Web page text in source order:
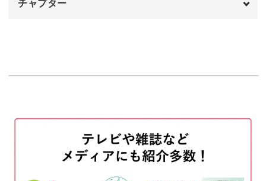
シンプルなデザインですが、ワイヤーやスタッズをのせる
こんなに立体感がありつつも爪にしっかりフィットしてい
るのは、お花のプレス方法にポイントがあります。
カラージェルを塗布する
ノンワイプのクリアジェルを塗布する